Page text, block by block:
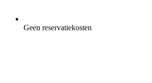
Geen reservatiekosten